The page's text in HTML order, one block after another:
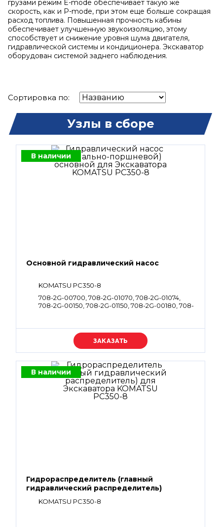
грузами режим E-mode обеспечивает такую же
скорость, как и P-mode, при этом еще больше сокращая
расход топлива. Повышенная прочность кабины
обеспечивает улучшенную звукоизоляцию, этому
способствует и снижение уровня шума двигателя,
гидравлической системы и кондиционера. Экскаватор
оборудован системой заднего наблюдения.
Сортировка по:
Узлы в сборе
В наличии
Основной гидравлический насос
KOMATSU PC350-8
708-2G-00700, 708-2G-01070, 708-2G-01074,
708-2G-00150, 708-2G-01150, 708-2G-00180, 708-
Уточняйте цену
В наличии
Гидрораспределитель (главный
гидравлический распределитель)
KOMATSU PC350-8